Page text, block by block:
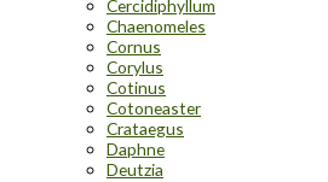
Cercidiphyllum
Chaenomeles
Cornus
Corylus
Cotinus
Cotoneaster
Crataegus
Daphne
Deutzia